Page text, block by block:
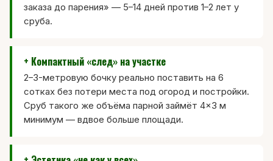
заказа до парения» — 5–14 дней против 1–2 лет у
сруба.
+ Компактный «след» на участке
2–3-метровую бочку реально поставить на 6
сотках без потери места под огород и постройки.
Сруб такого же объёма парной займёт 4×3 м
минимум — вдвое больше площади.